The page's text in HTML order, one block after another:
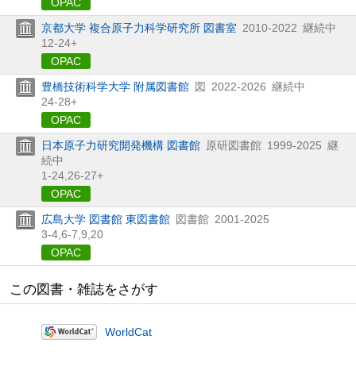
京都大学 複合原子力科学研究所 図書室 2010-2022 継続中
12-24+
OPAC
豊橋技術科学大学 附属図書館 図 2022-2026 継続中
24-28+
OPAC
日本原子力研究開発機構 図書館 原研図書館 1999-2025 継
続中
1-24, 26-27+
OPAC
広島大学 図書館 東図書館 図書館 2001-2025
3-4, 6-7, 9, 20
OPAC
この図書・雑誌をさがす
WorldCat